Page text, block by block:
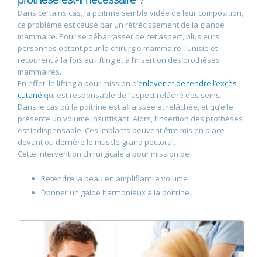
Dans certains cas, la poitrine semble vidée de leur composition,
ce problème est causé par un rétrécissement de la glande
mammaire. Pour se débarrasser de cet aspect, plusieurs
personnes optent pour la chirurgie mammaire Tunisie et
recourent à la fois au lifting et à l’insertion des prothèses
mammaires.
En effet, le lifting a pour mission d’enlever et de tendre l’excès
cutané qui est responsable de l’aspect relâché des seins.
Dans le cas où la poitrine est affaissée et relâchée, et qu’elle
présente un volume insuffisant. Alors, l’insertion des prothèses
est indispensable. Ces implants peuvent être mis en place
devant ou derrière le muscle grand pectoral.
Cette intervention chirurgicale a pour mission de :
Retendre la peau en amplifiant le volume
Donner un galbe harmonieux à la poitrine.